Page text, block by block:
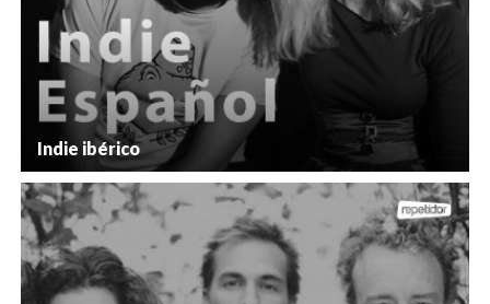
Indie ibérico